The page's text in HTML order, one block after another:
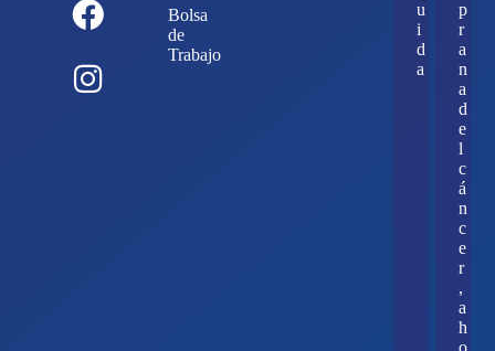
Bolsa
de
Trabajo
u
i
d
a
p
r
a
n
a
d
e
l
c
á
n
c
e
r
,
a
h
o